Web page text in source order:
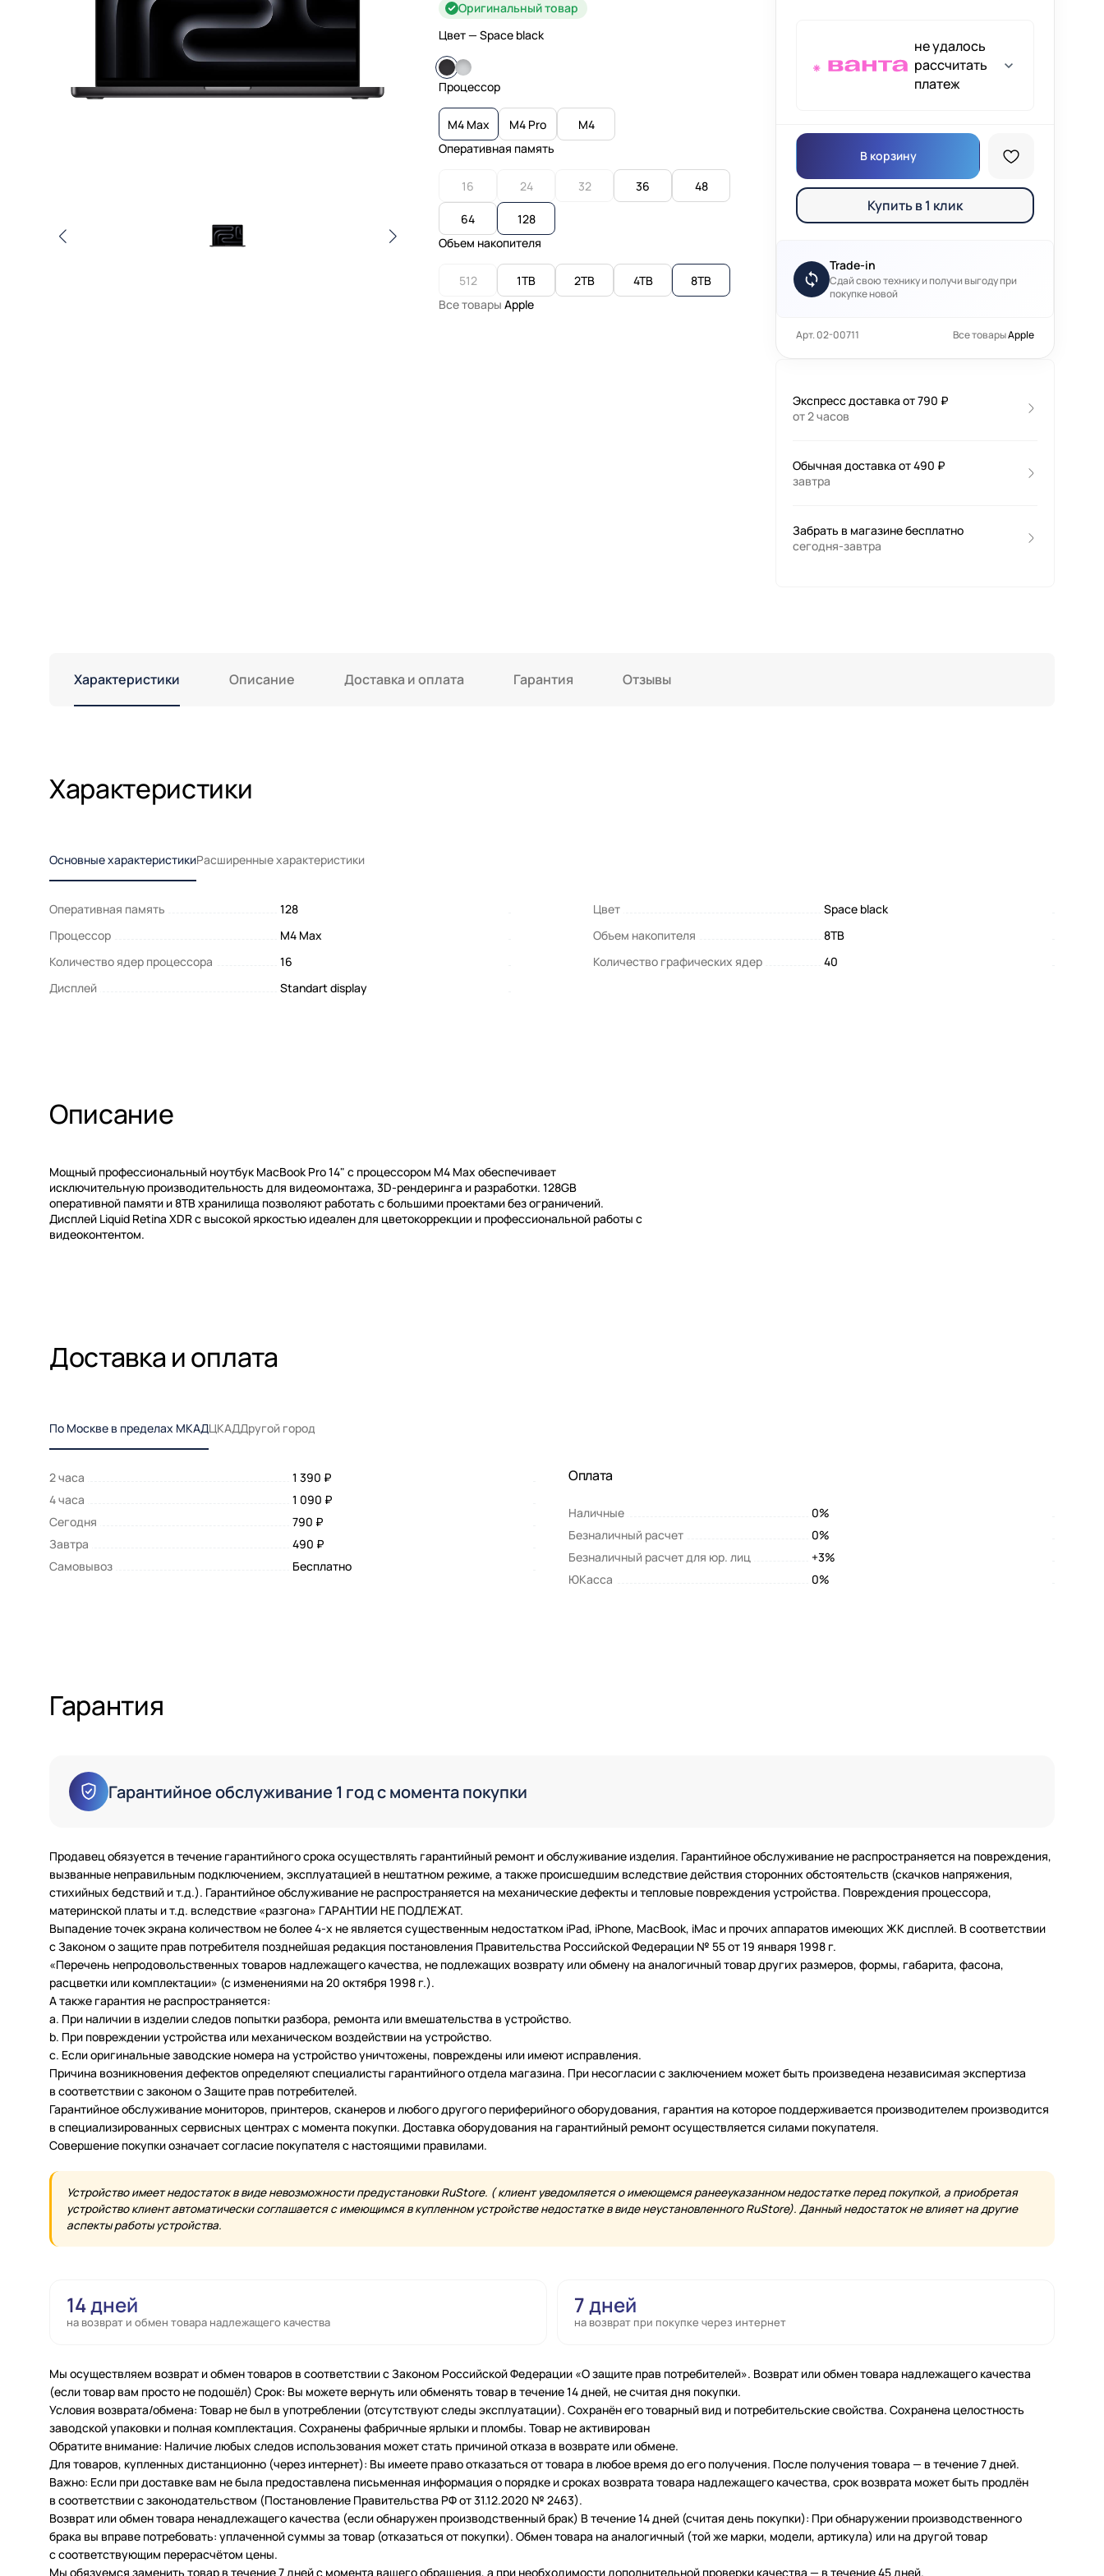
Оригинальный товар
Цвет— Space black
Процессор
M4 Max M4 Pro
M4
Оперативная память
16 24 32 36 48
64
128
Объем накопителя
512 1TB 2TB 4TB
8TB
Все товары Apple
не удалось
рассчитать
платеж
В корзину
Купить в 1 клик
Trade-in
Сдай свою технику и получи выгоду при
покупке новой
Арт. 02-00711 Все товарыApple
Экспресс доставка от 790 ₽
от 2 часов
Обычная доставка от 490 ₽
завтра
Забрать в магазине бесплатно
сегодня-завтра
Характеристики Описание Доставка и оплата Гарантия Отзывы
Характеристики
Основные характеристикиРасширенные характеристики
Оперативная память 128 Цвет
Space black
Процессор
M4 Max Объем накопителя
8TB
Количество ядер процессора
16 Количество графических ядер
40
Дисплей
Standart display
Описание
Мощный профессиональный ноутбук MacBook Pro 14" с процессором M4 Max обеспечивает
исключительную производительность для видеомонтажа, 3D-рендеринга и разработки. 128GB
оперативной памяти и 8TB хранилища позволяют работать с большими проектами без ограничений.
Дисплей Liquid Retina XDR с высокой яркостью идеален для цветокоррекции и профессиональной работы с
видеоконтентом.
Доставка и оплата
По Москве в пределах МКАДЦКАДДругой город
2 часа
1 390 ₽
4 часа
1 090 ₽
Сегодня
790 ₽
Завтра
490 ₽
Самовывоз
Бесплатно
Оплата
Наличные
0%
Безналичный расчет
0%
Безналичный расчет для юр. лиц
+3%
ЮКасса
0%
Гарантия
Гарантийное обслуживание 1 год с момента покупки
Продавец обязуется в течение гарантийного срока осуществлять гарантийный ремонт и обслуживание изделия. Гарантийное обслуживание не распространяется на повреждения,
вызванные неправильным подключением, эксплуатацией в нештатном режиме, а также происшедшим вследствие действия сторонних обстоятельств (скачков напряжения,
стихийных бедствий и т.д.). Гарантийное обслуживание не распространяется на механические дефекты и тепловые повреждения устройства. Повреждения процессора,
материнской платы и т.д. вследствие «разгона» ГАРАНТИИ НЕ ПОДЛЕЖАТ.
Выпадение точек экрана количеством не более 4-х не является существенным недостатком iPad, iPhone, MacBook, iMac и прочих аппаратов имеющих ЖК дисплей. В соответствии
с Законом о защите прав потребителя позднейшая редакция постановления Правительства Российской Федерации № 55 от 19 января 1998 г.
«Перечень непродовольственных товаров надлежащего качества, не подлежащих возврату или обмену на аналогичный товар других размеров, формы, габарита, фасона,
расцветки или комплектации» (с изменениями на 20 октября 1998 г.).
А также гарантия не распространяется:
a. При наличии в изделии следов попытки разбора, ремонта или вмешательства в устройство.
b. При повреждении устройства или механическом воздействии на устройство.
c. Если оригинальные заводские номера на устройство уничтожены, повреждены или имеют исправления.
Причина возникновения дефектов определяют специалисты гарантийного отдела магазина. При несогласии с заключением может быть произведена независимая экспертиза
в соответствии с законом о Защите прав потребителей.
Гарантийное обслуживание мониторов, принтеров, сканеров и любого другого периферийного оборудования, гарантия на которое поддерживается производителем производится
в специализированных сервисных центрах с момента покупки. Доставка оборудования на гарантийный ремонт осуществляется силами покупателя.
Совершение покупки означает согласие покупателя с настоящими правилами.
Устройство имеет недостаток в виде невозможности предустановки RuStore. ( клиент уведомляется о имеющемся ранееуказанном недостатке перед покупкой, а приобретая
устройство клиент автоматически соглашается с имеющимся в купленном устройстве недостатке в виде неустановленного RuStore). Данный недостаток не влияет на другие
аспекты работы устройства.
14 дней
на возврат и обмен товара надлежащего качества
7 дней
на возврат при покупке через интернет
Мы осуществляем возврат и обмен товаров в соответствии с Законом Российской Федерации «О защите прав потребителей». Возврат или обмен товара надлежащего качества
(если товар вам просто не подошёл) Срок: Вы можете вернуть или обменять товар в течение 14 дней, не считая дня покупки.
Условия возврата/обмена: Товар не был в употреблении (отсутствуют следы эксплуатации). Сохранён его товарный вид и потребительские свойства. Сохранена целостность
заводской упаковки и полная комплектация. Сохранены фабричные ярлыки и пломбы. Товар не активирован
Обратите внимание: Наличие любых следов использования может стать причиной отказа в возврате или обмене.
Для товаров, купленных дистанционно (через интернет): Вы имеете право отказаться от товара в любое время до его получения. После получения товара — в течение 7 дней.
Важно: Если при доставке вам не была предоставлена письменная информация о порядке и сроках возврата товара надлежащего качества, срок возврата может быть продлён
в соответствии с законодательством (Постановление Правительства РФ от 31.12.2020 № 2463).
Возврат или обмен товара ненадлежащего качества (если обнаружен производственный брак) В течение 14 дней (считая день покупки): При обнаружении производственного
брака вы вправе потребовать: уплаченной суммы за товар (отказаться от покупки). Обмен товара на аналогичный (той же марки, модели, артикула) или на другой товар
с соответствующим перерасчётом цены.
Мы обязуемся заменить товар в течение 7 дней с момента вашего обращения, а при необходимости дополнительной проверки качества — в течение 45 дней.